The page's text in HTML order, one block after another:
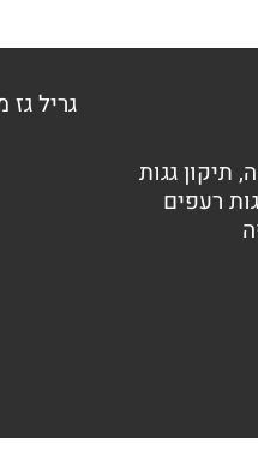
, תיקון גגות
רעפים
גריל גז